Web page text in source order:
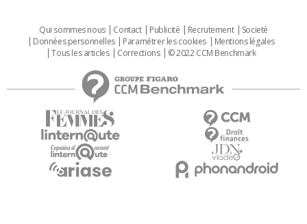
Qui sommes nous Contact Publicité Recrutement
Societé
Données personnelles
Paramétrer les cookies
Mentions légales
Tous les articles
Corrections © 2022 CCM Benchmark